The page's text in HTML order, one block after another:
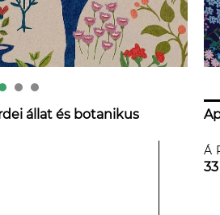
állat és botanikus